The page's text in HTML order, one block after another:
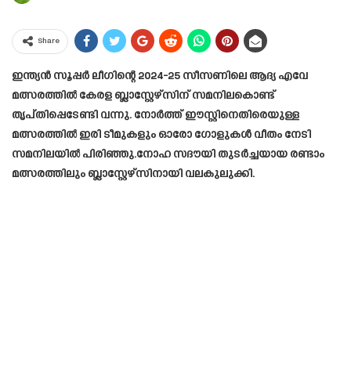
Share
ഇന്ത്യൻ സൂപ്പർ ലീഗിന്റെ 2024-25 സീസണിലെ ആദ്യ എവേ
മത്സരത്തിൽ കേരള ബ്ലാസ്റ്റേഴ്സിന് സമനിലകൊണ്ട്
തൃപ്തിപ്പെടേണ്ടി വന്നു. നോർത്ത് ഈസ്റ്റിനെതിരെയുള്ള
മത്സരത്തിൽ ഇരി ടീമുകളും ഓരോ ഗോളുകൾ വീതം നേടി
സമനിലയിൽ പിരിഞ്ഞു.നോഹ സദൗയി തുടർച്ചയായ രണ്ടാം
മത്സരത്തിലും ബ്ലാസ്റ്റേഴ്സിനായി വലകുലുക്കി.